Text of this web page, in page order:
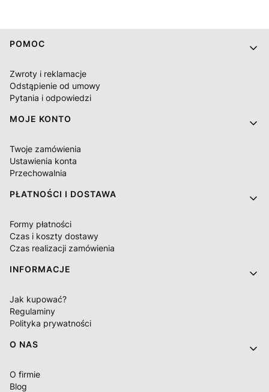
Linki w stopce
POMOC
Zwroty i reklamacje
Odstąpienie od umowy
Pytania i odpowiedzi
MOJE KONTO
Twoje zamówienia
Ustawienia konta
Przechowalnia
PŁATNOŚCI I DOSTAWA
Formy płatności
Czas i koszty dostawy
Czas realizacji zamówienia
INFORMACJE
Jak kupować?
Regulaminy
Polityka prywatności
O NAS
O firmie
Blog